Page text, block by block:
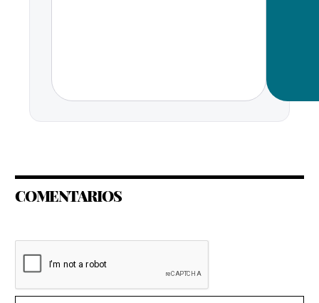
COMENTARIOS